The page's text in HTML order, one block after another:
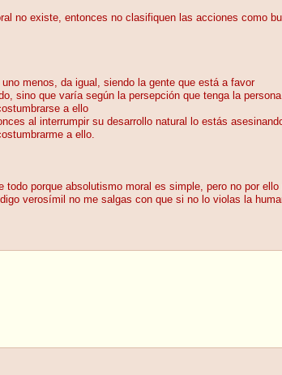
no existe, entonces no clasifiquen las acciones como
menos, da igual, siendo la gente que está a favor
sino que varía según la persepción que tenga la
a ello
al interrumpir su desarrollo natural lo estás
a ello.
porque absolutismo moral es simple, pero no por
verosímil no me salgas con que si no lo violas la